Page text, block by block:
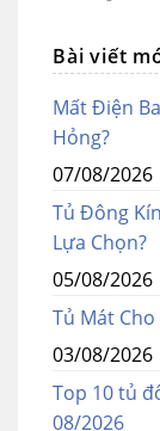
Bài viết
Mất Điện
Hỏng?
07/08/2026
Tủ Đông
Lựa Chọn?
05/08/2026
Tủ Mát
03/08/2026
Top 10 tủ
08/2026